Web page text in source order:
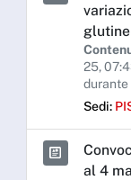
glutine
25,
durante
Sedi:
al 4